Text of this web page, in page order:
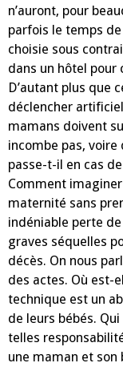
n’auront, pour
parfois le temps
choisie sous
dans un hôtel pour
D’autant plus que
déclencher
mamans doivent
incombe pas, voire
passe-t-il en cas
Comment
maternité sans
indéniable perte
graves séquelles
décès. On nous
des actes. Où est-
technique est un
de leurs bébés.
telles
une maman et son